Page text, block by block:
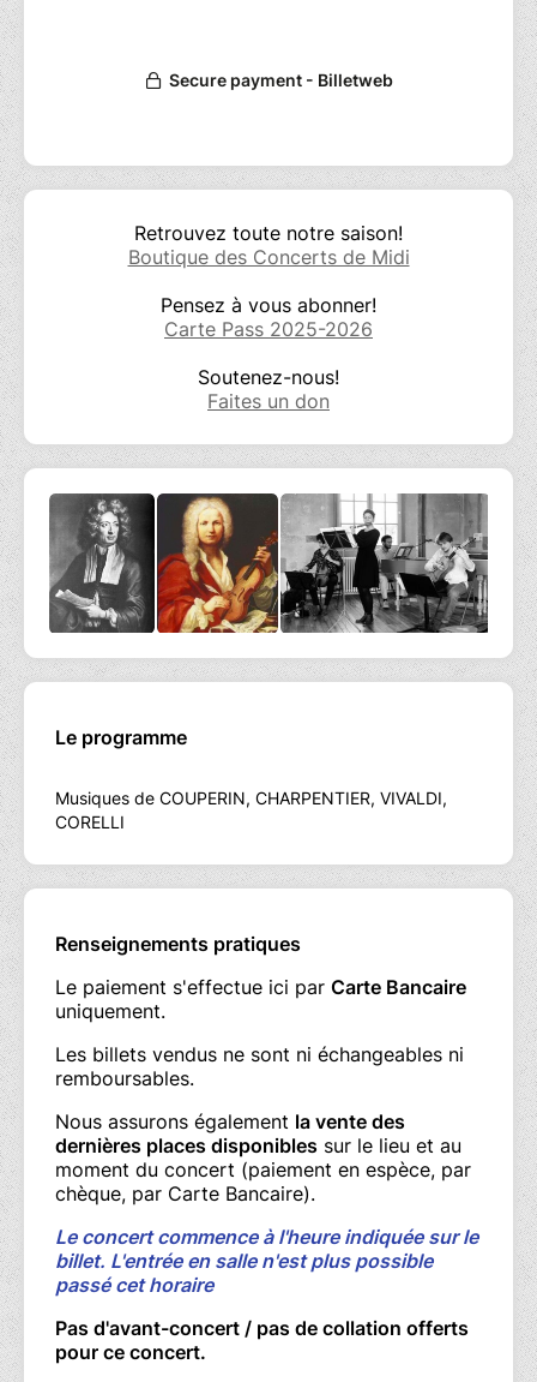
Retrouvez toute notre saison!
Boutique des Concerts de Midi
Pensez à vous abonner!
Carte Pass 2025-2026
Soutenez-nous!
Faites un don
Le programme
Musiques de COUPERIN, CHARPENTIER, VIVALDI,
CORELLI
Renseignements pratiques
Le paiement s'effectue ici par Carte Bancaire
uniquement.
Les billets vendus ne sont ni échangeables ni
remboursables.
Nous assurons également la vente des
dernières places disponibles sur le lieu et au
moment du concert (paiement en espèce, par
chèque, par Carte Bancaire).
Le concert commence à l'heure indiquée sur le
billet. L'entrée en salle n'est plus possible
passé cet horaire
Pas d'avant-concert / pas de collation offerts
pour ce concert.